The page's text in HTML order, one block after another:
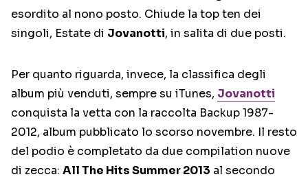
esordito al nono posto. Chiude la top ten dei
singoli, Estate di Jovanotti, in salita di due posti.
Per quanto riguarda, invece, la classifica degli
album più venduti, sempre su iTunes, Jovanotti
conquista la vetta con la raccolta Backup 1987-
2012, album pubblicato lo scorso novembre. Il resto
del podio è completato da due compilation nuove
di zecca: All The Hits Summer 2013 al secondo